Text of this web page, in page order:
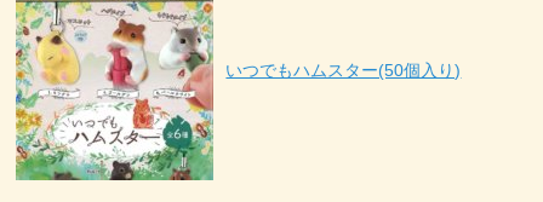
いつでもハムスター(50個入り)